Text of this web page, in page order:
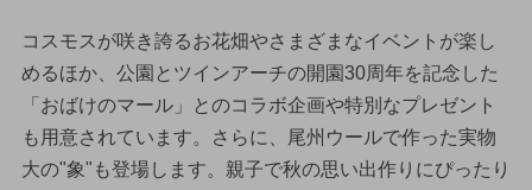
コスモスが咲き誇るお花畑やさまざまなイベントが楽し
めるほか、公園とツインアーチの開園30周年を記念した
「おばけのマール」とのコラボ企画や特別なプレゼント
も用意されています。さらに、尾州ウールで作った実物
大の"象"も登場します。親子で秋の思い出作りにぴったり